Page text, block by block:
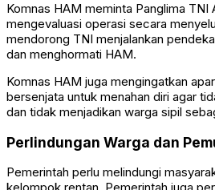
Komnas HAM meminta Panglima TNI
mengevaluasi operasi secara
mendorong TNI menjalankan
dan menghormati HAM.
Komnas HAM juga mengingatkan
bersenjata untuk menahan diri agar
dan tidak menjadikan warga sipil
Perlindungan Warga dan
Pemerintah perlu melindungi